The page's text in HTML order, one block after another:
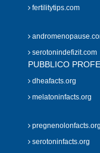
fertilitytips.com
serotonindefizit.com
PUBBLICO
dheafacts.org
melatoninfacts.org
pregnenolonfacts.org
serotoninfacts.org